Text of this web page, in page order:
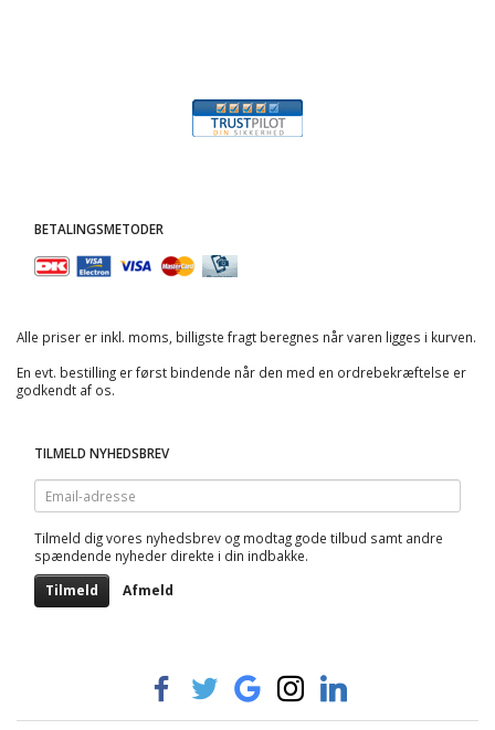
BETALINGSMETODER
Alle priser er inkl. moms, billigste fragt beregnes når varen ligges i kurven.
En evt. bestilling er først bindende når den med en ordrebekræftelse er
godkendt af os.
TILMELD NYHEDSBREV
Email-
adresse
Tilmeld dig vores nyhedsbrev og modtag gode tilbud samt andre
spændende nyheder direkte i din indbakke.
Tilmeld Afmeld